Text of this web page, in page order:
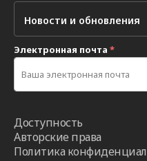
Электронная почта *
Доступность
Авторские права
Политика